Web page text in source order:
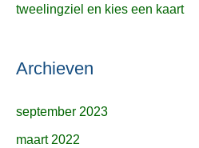
tweelingziel en kies een kaart
Archieven
september 2023
maart 2022